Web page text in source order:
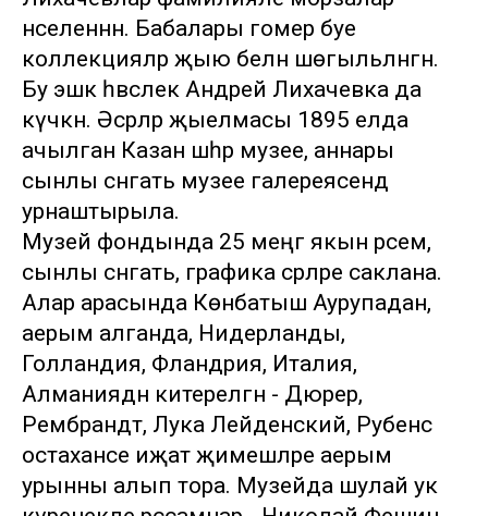
нәселеннән. Бабалары гомер буе
коллекцияләр җыю белән шөгыльләнгән.
Бу эшкә һәвәслек Андрей Лихачевка да
күчкән. Әсәрләр җыелмасы 1895 елда
ачылган Казан шәһәр музее, аннары
сынлы сәнгать музее галереясендә
урнаштырыла.
Музей фондында 25 меңгә якын рәсем,
сынлы сәнгать, графика әсәрләре саклана.
Алар арасында Көнбатыш Аурупадан,
аерым алганда, Нидерланды,
Голландия, Фландрия, Италия,
Алманиядән китерелгән - Дюрер,
Рембрандт, Лука Лейденский, Рубенс
остаханәсе иҗат җимешләре аерым
урынны алып тора. Музейда шулай ук